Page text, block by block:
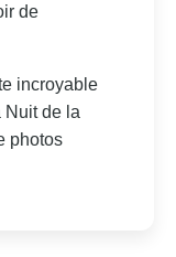
de
incroyable
Nuit de la
photos